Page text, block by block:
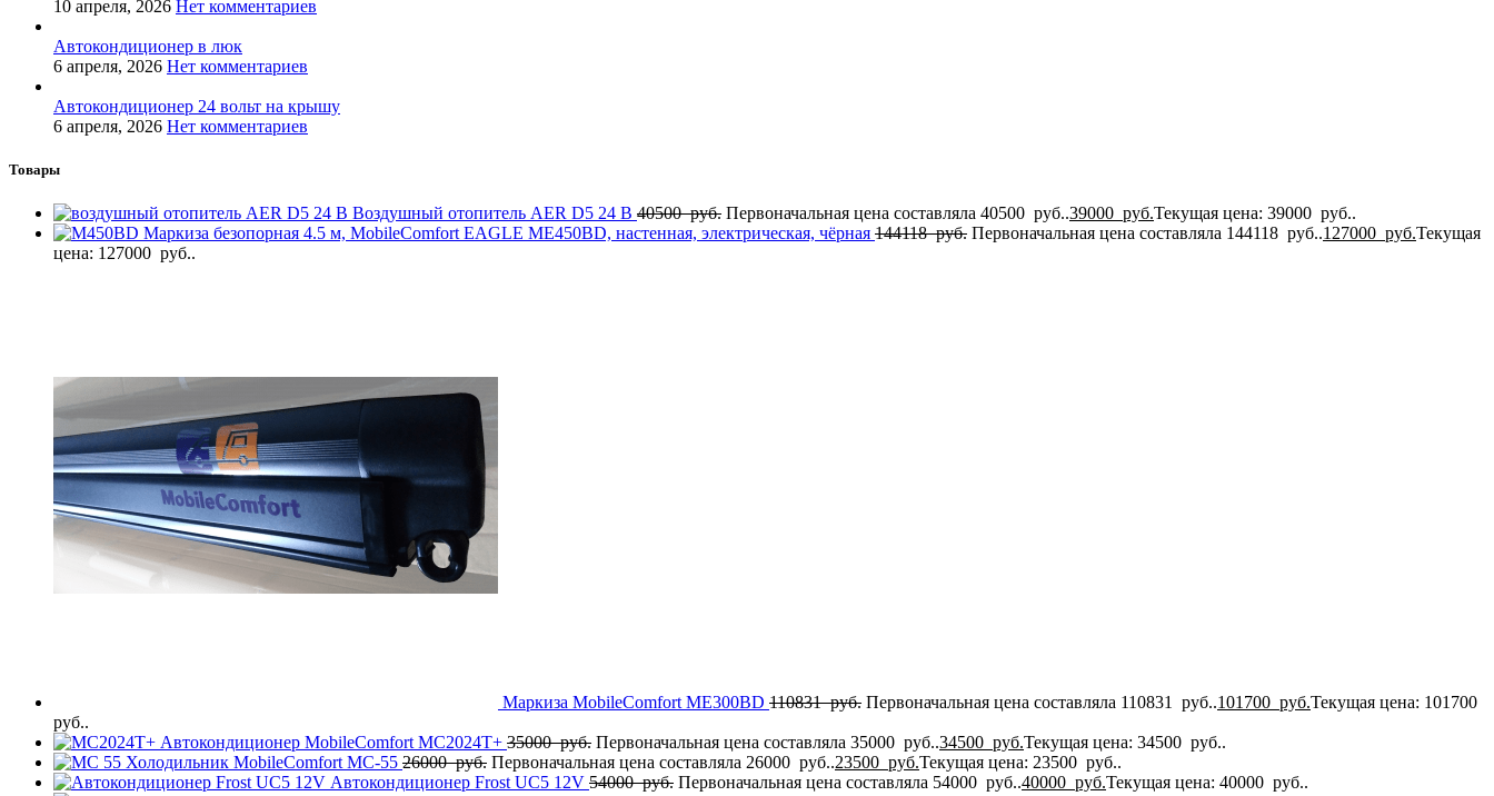
10 апреля, 2026 Нет комментариев
Автокондиционер в люк
6 апреля, 2026 Нет комментариев
Автокондиционер 24 вольт на крышу
6 апреля, 2026 Нет комментариев
Товары
Воздушный отопитель AER D5 24 В 40500руб. Первоначальная цена составляла 40500 руб..39000 руб.Текущая цена: 39000 руб..
Маркиза безопорная 4.5 м, MobileComfort EAGLE MЕ450BD, настенная, электрическая, чёрная 144118руб. Первоначальная цена составляла 144118 руб..127000 руб.Текущая
цена: 127000 руб..
Маркиза MobileComfort MЕ300BD 110831руб. Первоначальная цена составляла 110831 руб..101700 руб.Текущая цена: 101700
руб..
Автокондиционер MobileComfort MC2024T+ 35000руб. Первоначальная цена составляла 35000 руб..34500 руб.Текущая цена: 34500 руб..
Холодильник MobileComfort MC-55 26000руб. Первоначальная цена составляла 26000 руб..23500 руб.Текущая цена: 23500 руб..
Автокондиционер Frost UC5 12V 54000руб. Первоначальная цена составляла 54000 руб..40000 руб.Текущая цена: 40000 руб..